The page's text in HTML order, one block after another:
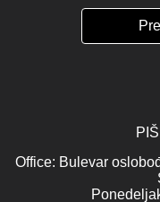
Office: Bulevar